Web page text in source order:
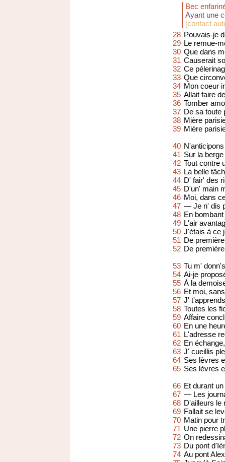
Bec
Ayant une
[contact
28 Pouvais-je
29 Le remue-
30 Que dans
31 Causerait
32 Ce
33 Que
34 Mon coeur
35 Allait faire
36 Tomber
37 De sa toute
38 Mière
39 Mière
40
41 Sur la
42 Tout contre
43 La belle
44 D' fair' des
45 D'un' main
46 Moi, dans
47 — Je n' dis
48 En
49 L'air
50 J'étais à ce
51 De
52 De
53 Tu m'
54 Ai-je
55 À la
56 Et moi,
57 J'
58 Toutes les
59 Affaire
60 En une
61 L'adresse
62 En
63 J' cueillis
64 Ses lèvres
65 Ses lèvres
66 Et durant
67 — Les
68 D'ailleurs
69 Fallait se
70 Matin pour
71 Une pierre
72 On
73 Du pont
74 Au pont